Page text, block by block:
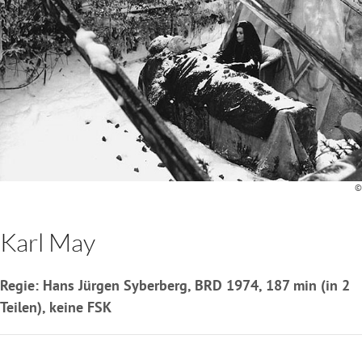
©
Karl May
Regie: Hans Jürgen Syberberg, BRD 1974, 187 min (in 2
Teilen), keine FSK